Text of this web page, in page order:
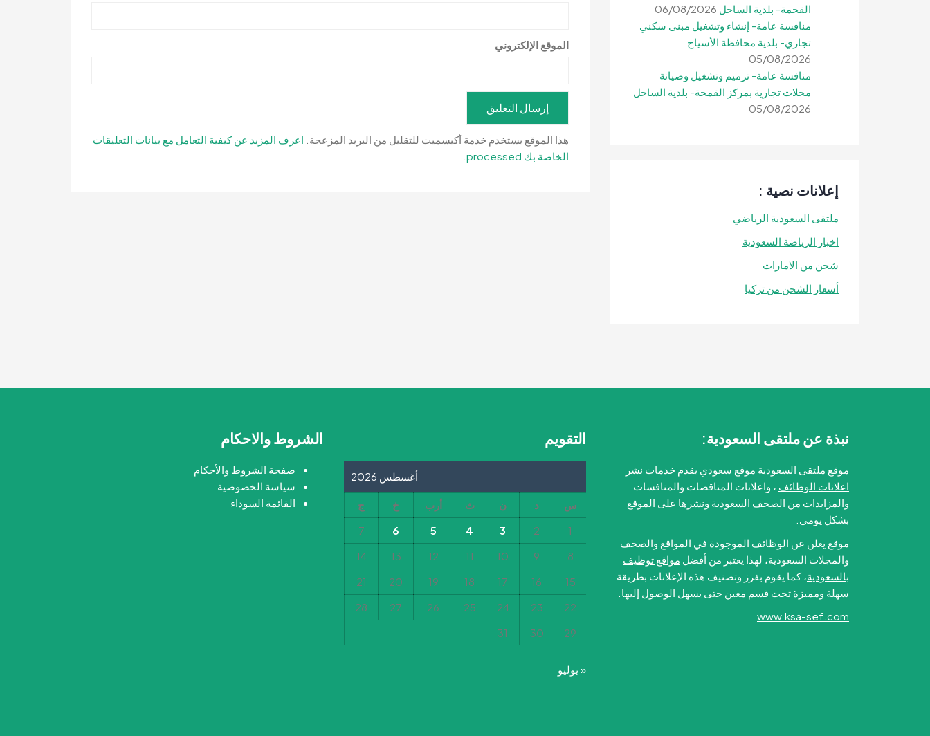
الموقع الإلكتروني
هذا الموقع يستخدم خدمة أكيسميت للتقليل من البريد المزعجة. اعرف المزيد عن كيفية التعامل مع بيانات التعليقات
الخاصة بك processed
القحمة- بلدية الساحل 06/08/2026
منافسة عامة- إنشاء وتشغيل مبنى سكني
تجاري- بلدية محافظة الأسياح
05/08/2026
منافسة عامة- ترميم وتشغيل وصيانة
محلات تجارية بمركز القمحة- بلدية الساحل
05/08/2026
إعلانات نصية :
ملتقى السعودية الرياضي
اخبار الرياضة السعودية
شحن من الامارات
أسعار الشحن من تركيا
الشروط والاحكام
صفحة الشروط والأحكام
سياسة الخصوصية
القائمة السوداء
التقويم
أغسطس 2026
س د ن ث أرب خ
ج
1
2
3
4
5
6
7
8
9
10
11
12
13
14
15
16
17
18
19
20
21
22
23
24
25
26
27
28
29
30
31
« يوليو
نبذة عن ملتقى السعودية:
موقع ملتقى السعودية موقع سعودي يقدم خدمات نشر
اعلانات الوظائف ، واعلانات المناقصات والمنافسات
والمزايدات من الصحف السعودية ونشرها على الموقع
بشكل يومي.
موقع يعلن عن الوظائف الموجودة في المواقع والصحف
والمجلات السعودية، لهذا يعتبر من أفضل مواقع توظيف
بالسعودية، كما يقوم بفرز وتصنيف هذه الإعلانات بطريقة
سهلة ومميزة تحت قسم معين حتى يسهل الوصول إليها.
www.ksa-sef.com